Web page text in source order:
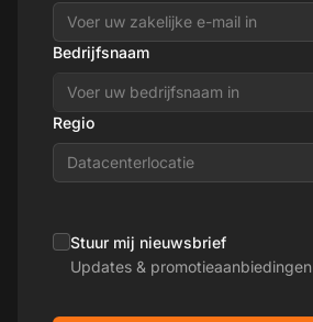
Bedrijfsnaam
Regio
Datacenterlocatie
Stuur mij nieuwsbrief
Updates & promotieaanbiedingen